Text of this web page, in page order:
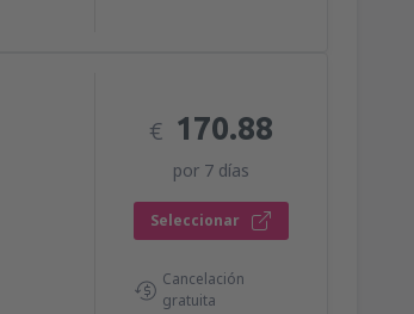
€ 170.88
por 7 días
Seleccionar
Cancelación
gratuita